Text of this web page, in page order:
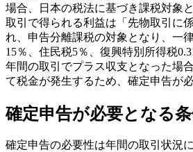
場合、日本の税法に基づき課税対象
取引で得られる利益は「先物取引に
れ、申告分離課税の対象となり、一
15％、住民税5％、復興特別所得税
年間の取引でプラス収支となった場
て税金が発生するため、確定申告が必
確定申告が必要となる
確定申告の必要性は年間の取引状況